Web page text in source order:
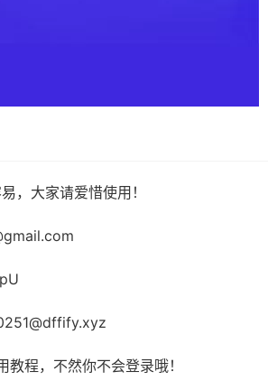
，大家请爱惜使用！
程，不然你不会登录哦！